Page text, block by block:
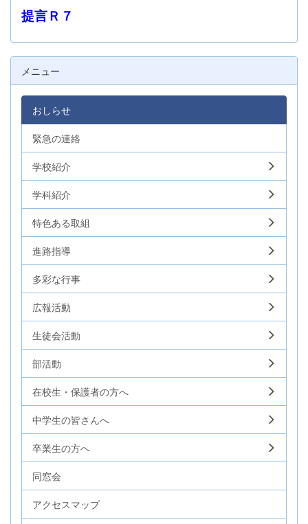
提言Ｒ７
メニュー
おしらせ
緊急の連絡
学校紹介
学科紹介
特色ある取組
進路指導
多彩な行事
広報活動
生徒会活動
部活動
在校生・保護者の方へ
中学生の皆さんへ
卒業生の方へ
同窓会
アクセスマップ